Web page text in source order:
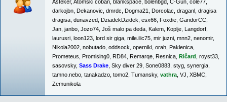
Asteker, Atomski čoban blankspace bolenbgd C-Gun cole77
darkojbn Dekanovic dmrdc Dogma21 Dorcolac draganl dragisa
dragisa dunavzed DziadekDzidek esx66 Foxdie GandorCC
Jan janbo Jozo74 Još malo pa deda Kalem Koplje Langdorf
laurusri loon123 lord sir giga mile.ilic75 mir juzni mnn2 nenomir,
Nikola2002 nobutado oddsock operniki orah Paklenica
Prometeus Promising0 RD84 Remarqe Resnica Ričard royst33
sasovsky, Sass Drake Sky diver 29 Sone0883 styg synergia
tamno.nebo tanakadzo tomo2 Tumansky, vathra VJ XBMC
Zemunikola